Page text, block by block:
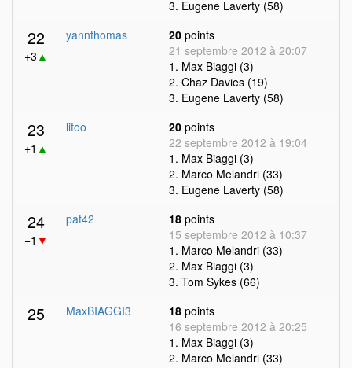
3. Eugene Laverty (58)
22
+3 ▲
yannthomas 20 points
21 septembre 2012 à 20:07
1. Max Biaggi (3)
2. Chaz Davies (19)
3. Eugene Laverty (58)
23
+1 ▲
lifoo 20 points
22 septembre 2012 à 19:04
1. Max Biaggi (3)
2. Marco Melandri (33)
3. Eugene Laverty (58)
24
−1 ▼
pat42 18 points
15 septembre 2012 à 10:37
1. Marco Melandri (33)
2. Max Biaggi (3)
3. Tom Sykes (66)
25 MaxBIAGGI3 18 points
16 septembre 2012 à 20:25
1. Max Biaggi (3)
2. Marco Melandri (33)